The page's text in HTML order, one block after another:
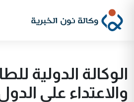
الوكالة الدولية
والاعتداء على